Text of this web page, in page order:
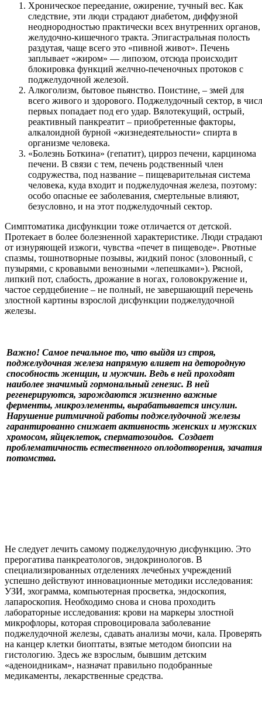
Хроническое переедание, ожирение, тучный вес. Как
следствие, эти люди страдают диабетом, диффузной
неоднородностью практически всех внутренних органов,
желудочно-кишечного тракта. Эпигастральная полость
раздутая, чаще всего это «пивной живот». Печень
заплывает «жиром» — липозом, отсюда происходит
блокировка функций желчно-печеночных протоков с
поджелудочной железой.
Алкоголизм, бытовое пьянство. Поистине, – змей для
всего живого и здорового. Поджелудочный сектор, в
первых попадает под его удар. Вялотекущий, острый,
реактивный панкреатит – приобретенные факторы,
алкалоидной бурной «жизнедеятельности» спирта в
организме человека.
«Болезнь Боткина» (гепатит), цирроз печени, карцинома
печени. В связи с тем, печень родственный член
содружества, под название – пищеварительная система
человека, куда входит и поджелудочная железа, поэтому:
особо опасные ее заболевания, смертельные влияют,
безусловно, и на этот поджелудочный сектор.
Симптоматика дисфункции тоже отличается от детской.
Протекает в более болезненной характеристике. Люди
от изнуряющей изжоги, чувства «печет в пищеводе». Рвотные
спазмы, тошнотворные позывы, жидкий понос (зловонный, с
пузырями, с кровавыми венозными «лепешками»). Рясной,
липкий пот, слабость, дрожание в ногах, головокружение и,
частое сердцебиение – не полный, не завершающий перечень
злостной картины взрослой дисфункции поджелудочной
железы.
Важно! Самое печальное то, что выйдя из строя,
поджелудочная железа напрямую влияет на детородную
способность женщин, и мужчин. Ведь в ней проходят
наиболее значимый гормональный генезис. В ней
регенерируются, зарождаются жизненно важные
ферменты, микроэлементы, вырабатывается инсулин.
Нарушение ритмичной работы поджелудочной железы
гарантированно снижает активность женских и мужских
хромосом, яйцеклеток, сперматозоидов. Создает
проблематичность естественного оплодотворения, зачатия
потомства.
Не следует лечить самому поджелудочную дисфункцию. Это
прерогатива панкреатологов, эндокринологов. В
специализированных отделениях лечебных учреждений
успешно действуют инновационные методики исследования:
УЗИ, эхограмма, компьютерная просветка, эндоскопия,
лапароскопия. Необходимо снова и снова проходить
лабораторные исследования: крови на маркеры злостной
микрофлоры, которая спровоцировала заболевание
поджелудочной железы, сдавать анализы мочи, кала. Проверять
на канцер клетки биоптаты, взятые методом биопсии на
гистологию. Здесь же взрослым, бывшим детским
«аденоидникам», назначат правильно подобранные
медикаменты, лекарственные средства.